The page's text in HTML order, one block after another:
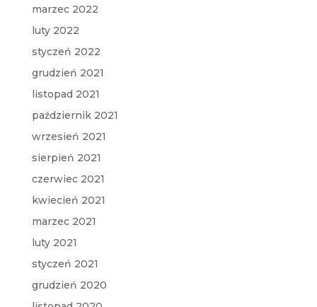
marzec 2022
luty 2022
styczeń 2022
grudzień 2021
listopad 2021
październik 2021
wrzesień 2021
sierpień 2021
czerwiec 2021
kwiecień 2021
marzec 2021
luty 2021
styczeń 2021
grudzień 2020